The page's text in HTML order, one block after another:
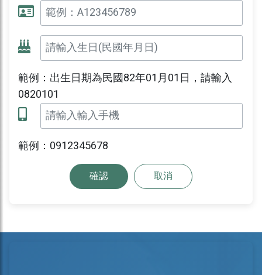
範例：出生日期為民國82年01月01日，請輸入
0820101
範例：0912345678
確認 取消